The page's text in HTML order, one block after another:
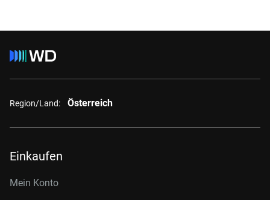
Region/Land: Österreich
Einkaufen
Mein Konto